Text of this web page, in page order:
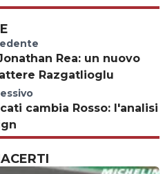
Rea: un nuovo
Razgatlioglu
cambia Rosso: l'analisi